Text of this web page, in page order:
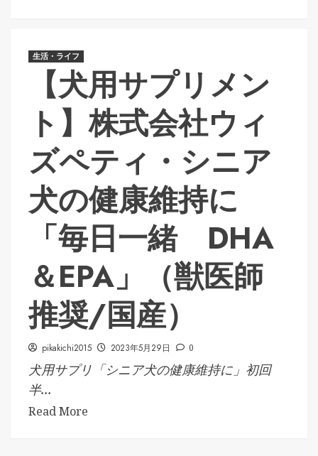
生活・ライフ
【犬用サプリメン
ト】株式会社ウィ
ズペティ・シニア
犬の健康維持に
「毎日一緒 DHA
＆EPA」（獣医師
推奨/国産）
pikakichi2015 2023年5月29日 0
犬用サプリ「シニア犬の健康維持に」初回
半...
Read More